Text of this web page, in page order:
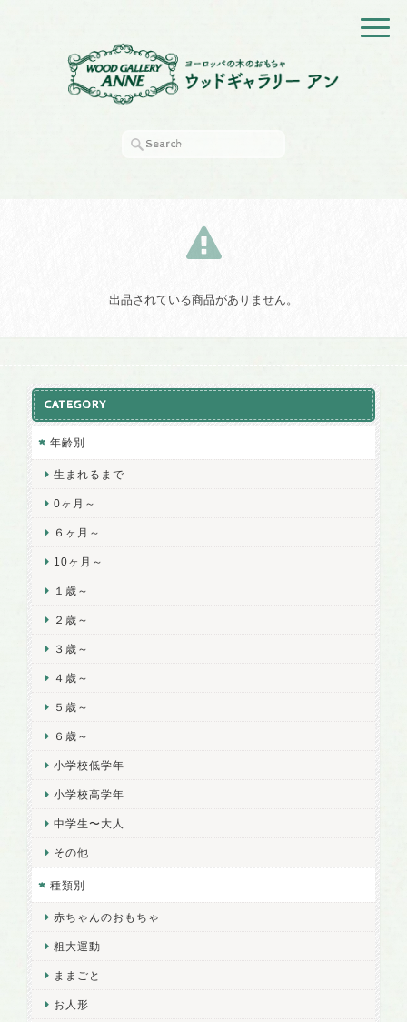
出品されている商品がありません。
CATEGORY
年齢別
生まれるまで
0ヶ月～
６ヶ月～
10ヶ月～
１歳～
２歳～
３歳～
４歳～
５歳～
６歳～
小学校低学年
小学校高学年
中学生〜大人
その他
種類別
赤ちゃんのおもちゃ
粗大運動
ままごと
お人形